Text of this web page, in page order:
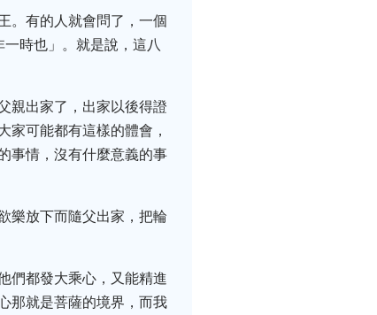
。有的人就會問了，一個
時也」。就是說，這八
親出家了，出家以後得證
家可能都有這樣的體會，
事情，沒有什麼意義的事
樂放下而隨父出家，把輪
們都發大乘心，又能精進
那就是菩薩的境界，而我